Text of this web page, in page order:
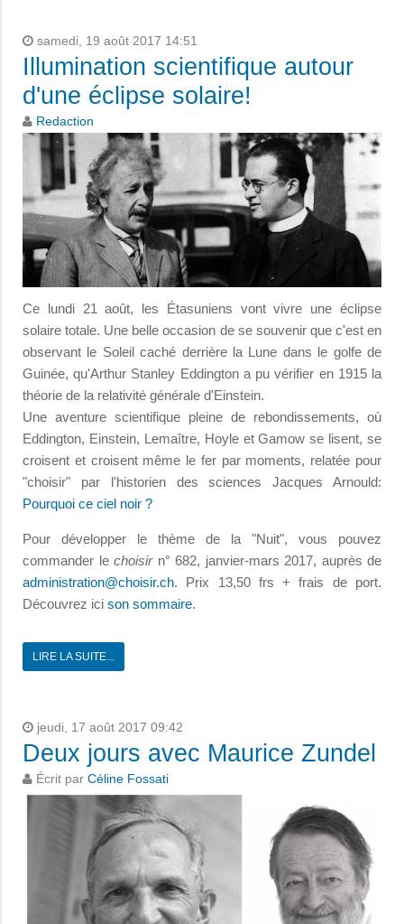
samedi, 19 août 2017 14:51
Illumination scientifique autour
d'une éclipse solaire!
Redaction
Ce lundi 21 août, les Étasuniens vont vivre une éclipse
solaire totale. Une belle occasion de se souvenir que c'est en
observant le Soleil caché derrière la Lune dans le golfe de
Guinée, qu'Arthur Stanley Eddington a pu vérifier en 1915 la
théorie de la relativité générale d'Einstein.
Une aventure scientifique pleine de rebondissements, où
Eddington, Einstein, Lemaître, Hoyle et Gamow se lisent, se
croisent et croisent même le fer par moments, relatée pour
"choisir" par l'historien des sciences Jacques Arnould:
Pourquoi ce ciel noir ?
Pour développer le thème de la "Nuit", vous pouvez
commander le choisirn° 682, janvier-mars 2017, auprès de
. Prix 13,50 frs + frais de port.
Découvrez ici son sommaire.
LIRE LA SUITE...
jeudi, 17 août 2017 09:42
Deux jours avec Maurice Zundel
Écrit par Céline Fossati